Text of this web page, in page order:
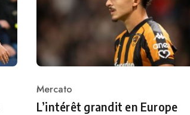
Category
Mercato
L’intérêt grandit en Europe